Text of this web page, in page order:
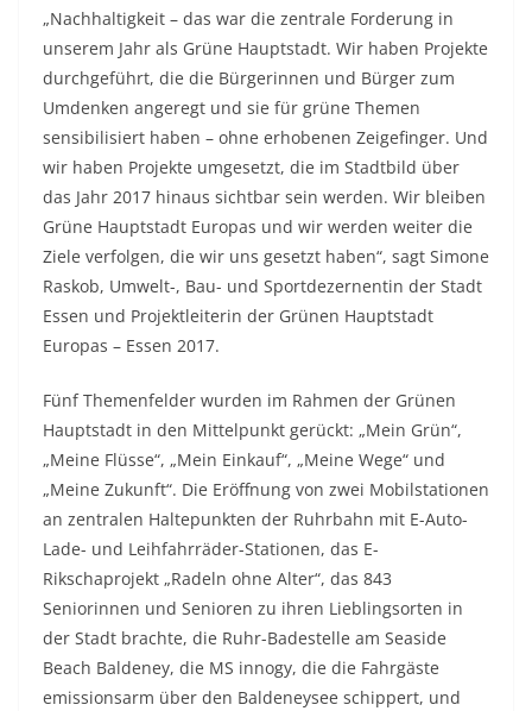
„Nachhaltigkeit – das war die zentrale Forderung in
unserem Jahr als Grüne Hauptstadt. Wir haben Projekte
durchgeführt, die die Bürgerinnen und Bürger zum
Umdenken angeregt und sie für grüne Themen
sensibilisiert haben – ohne erhobenen Zeigefinger. Und
wir haben Projekte umgesetzt, die im Stadtbild über
das Jahr 2017 hinaus sichtbar sein werden. Wir bleiben
Grüne Hauptstadt Europas und wir werden weiter die
Ziele verfolgen, die wir uns gesetzt haben“, sagt Simone
Raskob, Umwelt-, Bau- und Sportdezernentin der Stadt
Essen und Projektleiterin der Grünen Hauptstadt
Europas – Essen 2017.
Fünf Themenfelder wurden im Rahmen der Grünen
Hauptstadt in den Mittelpunkt gerückt: „Mein Grün“,
„Meine Flüsse“, „Mein Einkauf“, „Meine Wege“ und
„Meine Zukunft“. Die Eröffnung von zwei Mobilstationen
an zentralen Haltepunkten der Ruhrbahn mit E-Auto-
Lade- und Leihfahrräder-Stationen, das E-
Rikschaprojekt „Radeln ohne Alter“, das 843
Seniorinnen und Senioren zu ihren Lieblingsorten in
der Stadt brachte, die Ruhr-Badestelle am Seaside
Beach Baldeney, die MS innogy, die die Fahrgäste
emissionsarm über den Baldeneysee schippert, und